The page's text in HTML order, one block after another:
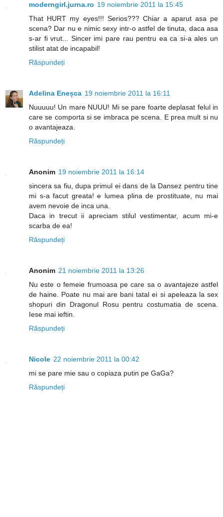
moderngirl.jurna.ro 19 noiembrie 2011 la 15:45
That HURT my eyes!!! Serios??? Chiar a aparut asa pe
scena? Dar nu e nimic sexy intr-o astfel de tinuta, daca asa
s-ar fi vrut... Sincer imi pare rau pentru ea ca si-a ales un
stilist atat de incapabil!
Răspundeți
Adelina Eneșca 19 noiembrie 2011 la 16:11
Nuuuuu! Un mare NUUU! Mi se pare foarte deplasat felul in
care se comporta si se imbraca pe scena. E prea mult si nu
o avantajeaza.
Răspundeți
Anonim 19 noiembrie 2011 la 16:14
sincera sa fiu, dupa primul ei dans de la Dansez pentru tine
mi s-a facut greata! e lumea plina de prostituate, nu mai
avem nevoie de inca una.
Daca in trecut ii apreciam stilul vestimentar, acum mi-e
scarba de ea!
Răspundeți
Anonim 21 noiembrie 2011 la 13:26
Nu este o femeie frumoasa pe care sa o avantajeze astfel
de haine. Poate nu mai are bani tatal ei si apeleaza la sex
shopuri din Dragonul Rosu pentru costumatia de scena.
Iese mai ieftin.
Răspundeți
Nicole 22 noiembrie 2011 la 00:42
mi se pare mie sau o copiaza putin pe GaGa?
Răspundeți